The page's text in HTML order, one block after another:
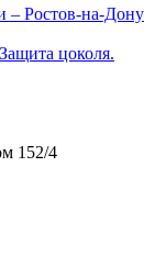
– Ростов-на-Дону
цоколя.
152/4